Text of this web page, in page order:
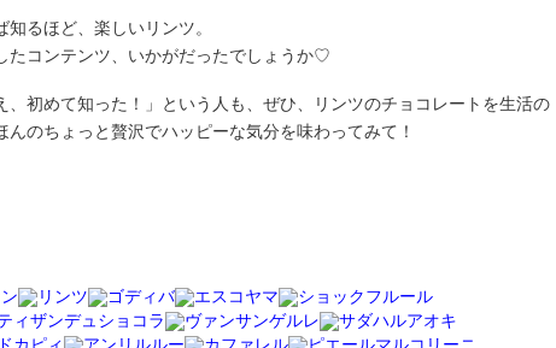
知るほど、楽しいリンツ。
たコンテンツ、いかがだったでしょうか♡
、初めて知った！」という人も、ぜひ、リンツのチョコレートを生活の
のちょっと贅沢でハッピーな気分を味わってみて！